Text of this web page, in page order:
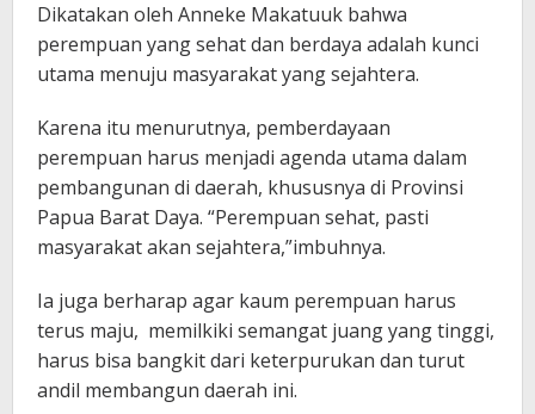
Dikatakan oleh Anneke Makatuuk bahwa
perempuan yang sehat dan berdaya adalah kunci
utama menuju masyarakat yang sejahtera.
Karena itu menurutnya, pemberdayaan
perempuan harus menjadi agenda utama dalam
pembangunan di daerah, khususnya di Provinsi
Papua Barat Daya. “Perempuan sehat, pasti
masyarakat akan sejahtera,”imbuhnya.
Ia juga berharap agar kaum perempuan harus
terus maju, memilkiki semangat juang yang tinggi,
harus bisa bangkit dari keterpurukan dan turut
andil membangun daerah ini.